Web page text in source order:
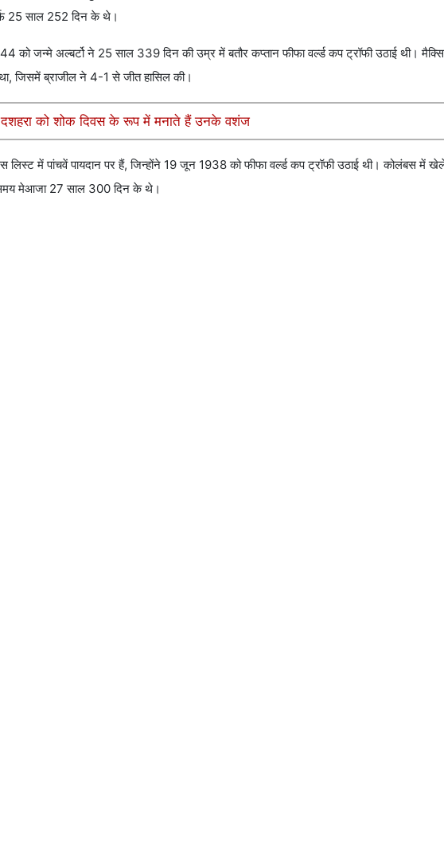
25 साल 252 दिन के थे।
को जन्मे अल्बर्टो ने 25 साल 339 दिन की उम्र में बतौर कप्तान फीफा वर्ल्ड कप ट्रॉफी उठाई थी।
जिसमें ब्राजील ने 4-1 से जीत हासिल की।
दशहरा को शोक दिवस के रूप में मनाते हैं उनके वशंज
में पांचवें पायदान पर हैं, जिन्होंने 19 जून 1938 को फीफा वर्ल्ड कप ट्रॉफी उठाई थी। कोलंबस में
मेआजा 27 साल 300 दिन के थे।